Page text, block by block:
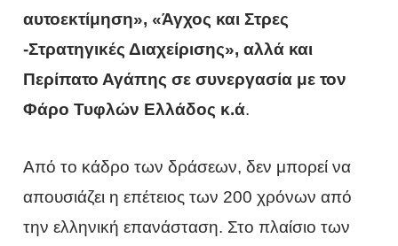
αυτοεκτίμηση», «Άγχος και Στρες
-Στρατηγικές Διαχείρισης», αλλά και
Περίπατο Αγάπης σε συνεργασία με τον
Φάρο Τυφλών Ελλάδος κ.ά.
Από το κάδρο των δράσεων, δεν μπορεί να
απουσιάζει η επέτειος των 200 χρόνων από
την ελληνική επανάσταση. Στο πλαίσιο των